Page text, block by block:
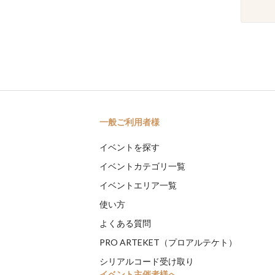
一般ご利用者様
イベントを探す
イベントカテゴリ一覧
イベントエリア一覧
使い方
よくある質問
PRO ARTEKET（プロアルテケト）
シリアルコード受け取り